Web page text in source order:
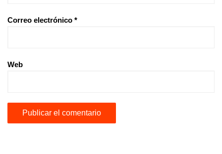
Correo electrónico *
Web